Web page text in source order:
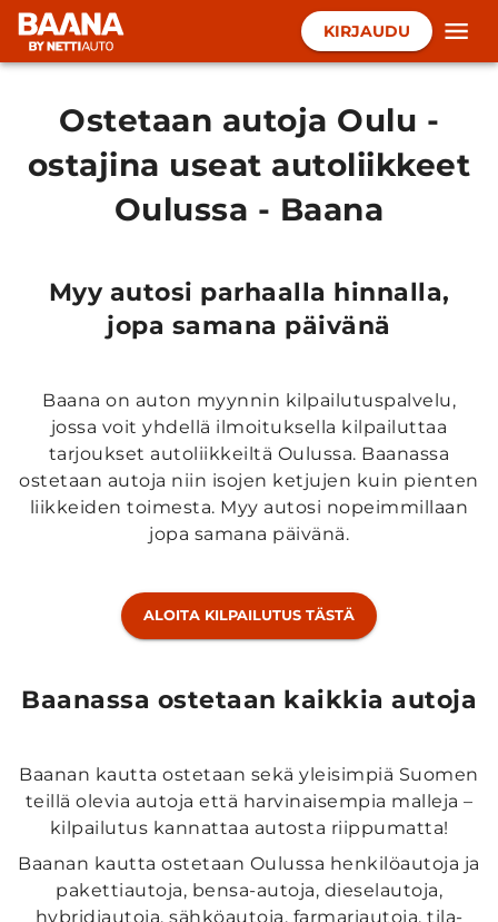
KIRJAUDU
Ostetaan autoja Oulu -
ostajina useat autoliikkeet
Oulussa - Baana
Myy autosi parhaalla hinnalla,
jopa samana päivänä
Baana on auton myynnin kilpailutuspalvelu,
jossa voit yhdellä ilmoituksella kilpailuttaa
tarjoukset autoliikkeiltä Oulussa. Baanassa
ostetaan autoja niin isojen ketjujen kuin pienten
liikkeiden toimesta. Myy autosi nopeimmillaan
jopa samana päivänä.
ALOITA KILPAILUTUS TÄSTÄ
Baanassa ostetaan kaikkia autoja
Baanan kautta ostetaan sekä yleisimpiä Suomen
teillä olevia autoja että harvinaisempia malleja –
kilpailutus kannattaa autosta riippumatta!
Baanan kautta ostetaan Oulussa henkilöautoja ja
pakettiautoja, bensa-autoja, dieselautoja,
hybridiautoja, sähköautoja, farmariautoja, tila-